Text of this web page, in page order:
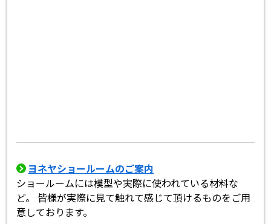
ヨネヤショールームのご案内
ショールームには模型や実際に使われている材料な
ど。 皆様が実際に見て触れて感じて頂けるものをご用
意しております。